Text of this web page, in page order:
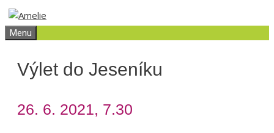
Přeskočit
na
obsah
Přeskočit
na
obsah
Menu
Výlet do Jeseníku
26. 6. 2021, 7.30